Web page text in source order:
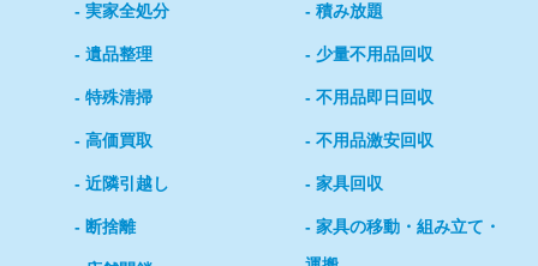
実家全処分
遺品整理
特殊清掃
高価買取
近隣引越し
断捨離
積み放題
少量不用品回収
不用品即日回収
不用品激安回収
家具回収
家具の移動・組み立て・